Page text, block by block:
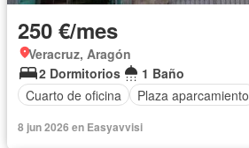
250 €/mes
Veracruz, Aragón
2 Dormitorios
1 Baño
Cuarto de oficina
Plaza aparcamiento
8 jun 2026 en Easyavvisi